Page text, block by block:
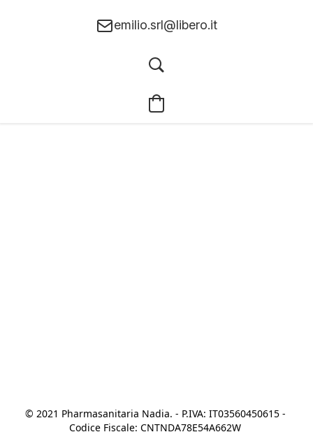
emilio.srl@libero.it
© 2021 Pharmasanitaria Nadia. - P.IVA: IT03560450615 -
Codice Fiscale: CNTNDA78E54A662W